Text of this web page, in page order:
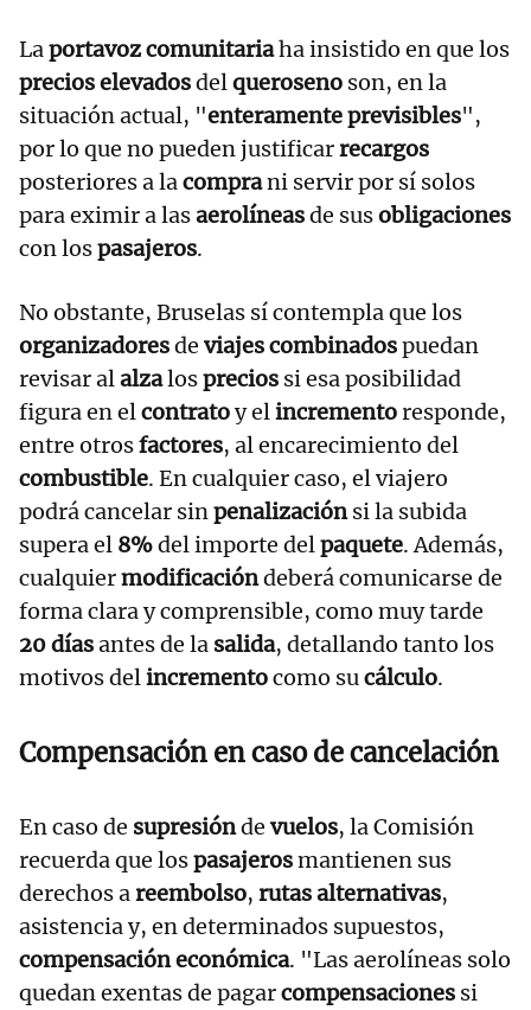
Laportavoz comunitariaha insistido en que los
precios elevadosdelqueroseno son, en la
situación actual, "enteramente previsibles",
por lo que no pueden justificarrecargos
posteriores a lacomprani servir por sí solos
para eximir a lasaerolíneasde susobligaciones
con lospasajeros.
No obstante, Bruselas sí contempla que los
organizadoresde viajes combinadospuedan
revisar alalzalosprecios si esa posibilidad
figura en elcontratoy elincrementoresponde,
entre otrosfactores, al encarecimiento del
combustible. En cualquier caso, el viajero
podrá cancelar sinpenalizaciónsi la subida
supera el 8%del importe delpaquete. Además,
cualquiermodificacióndeberá comunicarse de
forma clara y comprensible, como muy tarde
20 díasantes de la salida, detallando tanto los
motivos delincrementocomo sucálculo.
Compensación en caso de cancelación
En caso de supresiónde vuelos, la Comisión
recuerda que lospasajerosmantienen sus
derechos areembolso, rutas alternativas,
asistencia y, en determinados supuestos,
compensación económica. "Las aerolíneas solo
quedan exentas de pagarcompensaciones si